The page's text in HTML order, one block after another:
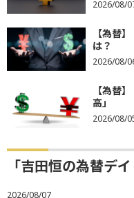
2026/08/
【為替
は？
2026/08/
【為替
高」
2026/08/
「吉田恒の為替デ
2026/08/07